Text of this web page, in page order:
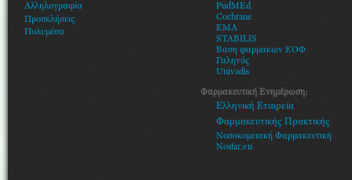
Αλληλογραφία
Προσκλήσεις
Πολυμέσα
PudMEd
Cochrane
EMA
STABILIS
Βαση φαρμακων ΕΟΦ
Γαληνός
Univadis
Φαρμακευτική Ενημέρωση:
Ελληνική Εταιρεία
Φαρμακευτικής Πρακτικής
Νοσοκομειακή Φαρμακευτική
Nosfar.eu